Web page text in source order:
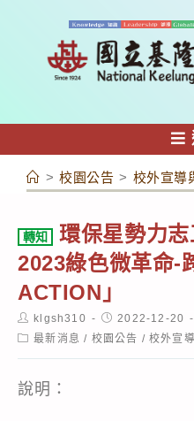
容
> 校園公告 > 校外宣導
轉知
環保星勢力
2023綠色微革命-
ACTION」
Post
author:
klgsh310
Post
published:
2022-12-20
Post最新消息 / 校園公告 / 校外宣
說明：